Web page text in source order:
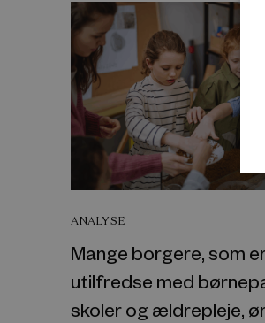
ANALYSE
Mange borgere, som
utilfredse med
skoler og ældrepleje,